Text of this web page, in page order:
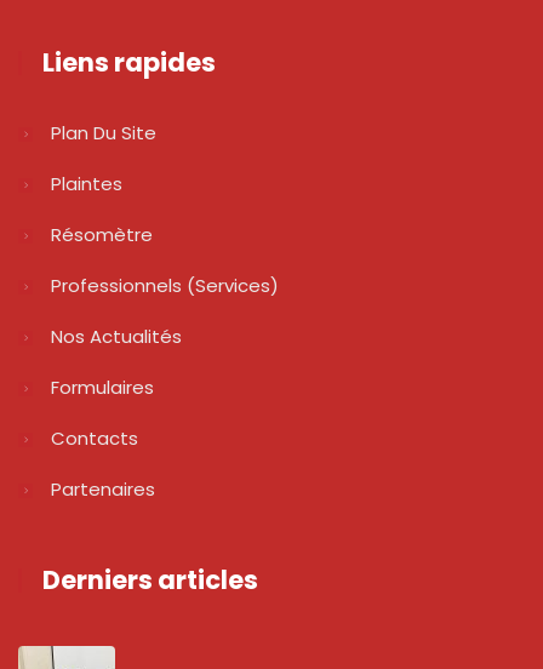
Liens rapides
Plan Du Site
Plaintes
Résomètre
Professionnels (services)
Nos Actualités
Formulaires
Contacts
Partenaires
Derniers articles